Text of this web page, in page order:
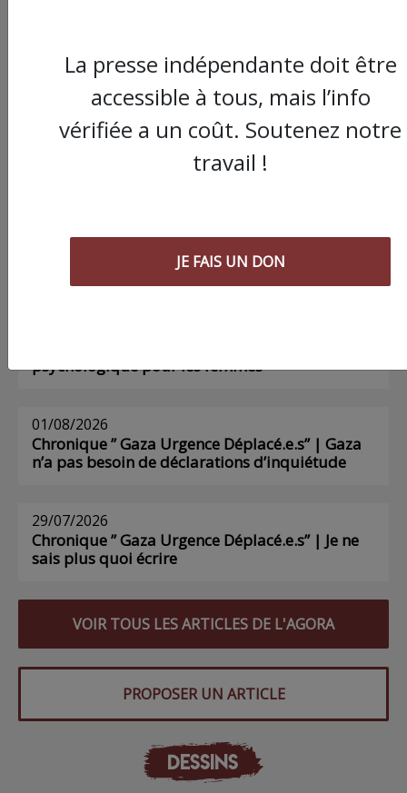
Commander le dernier numéro papier du
Poing !
AGORA
psychologique pour les femmes
01/08/2026
Chronique ” Gaza Urgence Déplacé.e.s” | Gaza
n’a pas besoin de déclarations d’inquiétude
29/07/2026
Chronique ” Gaza Urgence Déplacé.e.s” | Je ne
sais plus quoi écrire
VOIR TOUS LES ARTICLES DE L'AGORA
PROPOSER UN ARTICLE
DESSINS
La presse indépendante doit être
accessible à tous, mais l’info
vérifiée a un coût. Soutenez notre
travail !
JE FAIS UN DON